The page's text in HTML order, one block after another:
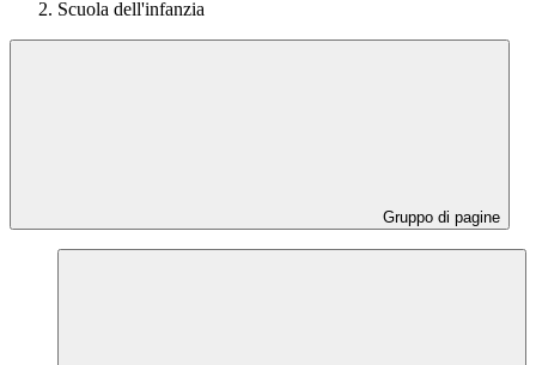
Scuola dell'infanzia
Gruppo di pagine